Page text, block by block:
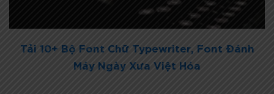
Tải 10+ Bộ Font Chữ Typewriter, Font Đánh
Máy Ngày Xưa Việt Hóa